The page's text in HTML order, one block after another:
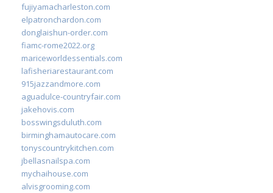
fujiyamacharleston.com
elpatronchardon.com
donglaishun-order.com
fiamc-rome2022.org
mariceworldessentials.com
lafisheriarestaurant.com
915jazzandmore.com
aguadulce-countryfair.com
jakehovis.com
bosswingsduluth.com
birminghamautocare.com
tonyscountrykitchen.com
jbellasnailspa.com
mychaihouse.com
alvisgrooming.com